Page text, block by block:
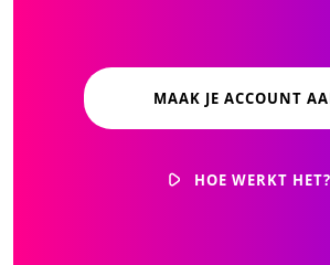
MAAK JE ACCOUNT
HOE WERKT HET?